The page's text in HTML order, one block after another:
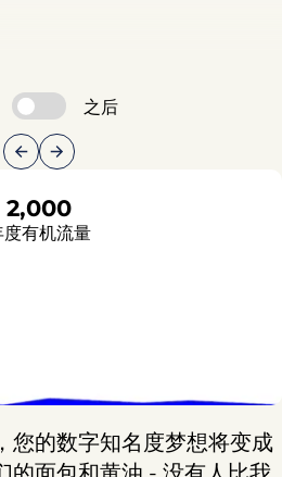
之后
2,000
度有机流量
64,900
度有机流量
您的数字知名度梦想将变成